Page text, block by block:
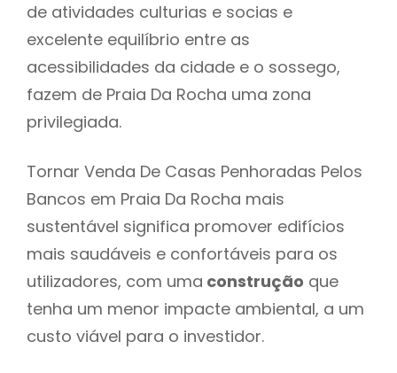
de atividades culturias e socias e
excelente equilíbrio entre as
acessibilidades da cidade e o sossego,
fazem de Praia Da Rocha uma zona
privilegiada.
Tornar Venda De Casas Penhoradas Pelos
Bancos em Praia Da Rocha mais
sustentável significa promover edifícios
mais saudáveis e confortáveis para os
utilizadores, com uma construção que
tenha um menor impacte ambiental, a um
custo viável para o investidor.